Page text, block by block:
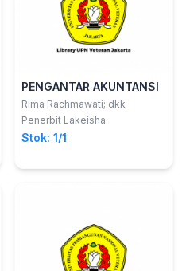
PENGANTAR AKUNTANSI
Rima Rachmawati; dkk
Penerbit Lakeisha
Stok: 1/1